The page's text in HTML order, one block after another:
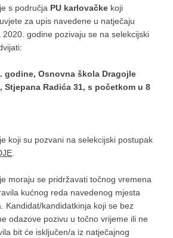
s područja PU karlovačke koji
za upis navedene u natječaju
godine pozivaju se na selekcijski
godine, Osnovna škola Dragojle
Stjepana Radića 31, s početkom u 8
koji su pozvani na selekcijski postupak
.
moraju se pridržavati točnog vremena
kućnog reda navedenog mjesta
Kandidat/kandidatkinja koji se bez
odazove pozivu u točno vrijeme ili ne
bit će isključen/a iz natječajnog